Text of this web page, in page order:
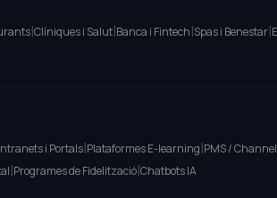
|Clíniques i Salut|Banca i Fintech|Spas i Benestar|
i Portals|Plataformes E-learning|PMS /
|Programes de Fidelització|Chatbots IA